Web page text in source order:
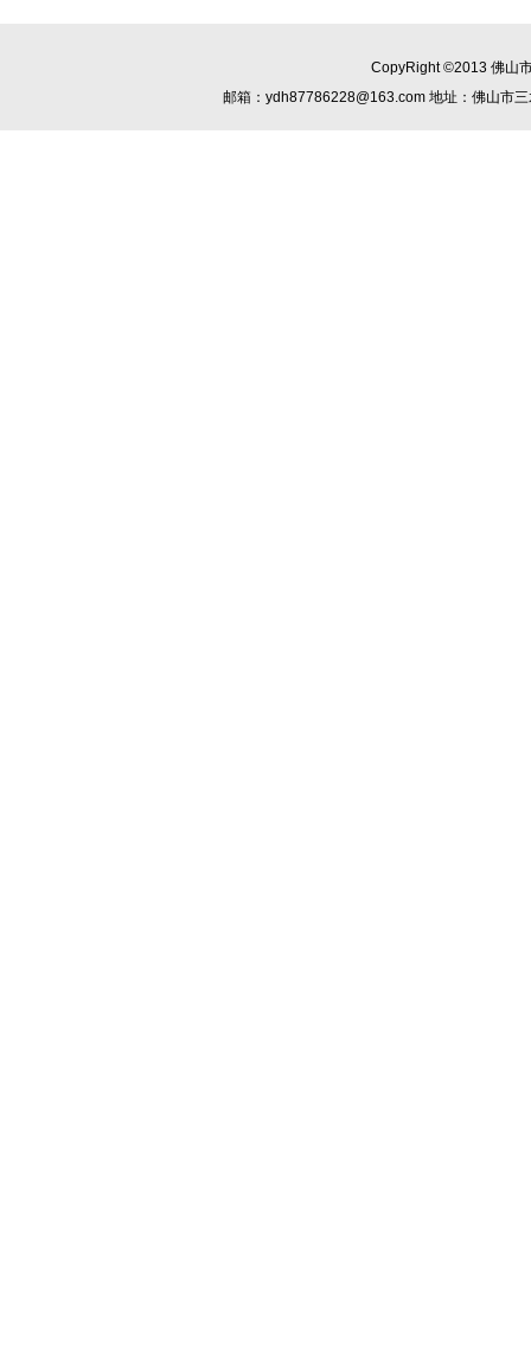
CopyRight ©2013 佛山
邮箱： ydh87786228@163.com 地址：佛山市